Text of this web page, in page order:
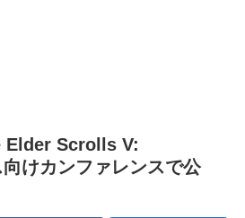
Elder Scrolls V:
けカンファレンスで公